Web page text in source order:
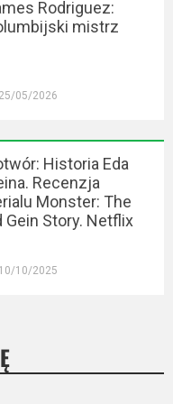
Rodriguez:
mistrz
25/05/2026
Historia Eda
Recenzja
Monster: The
Gein Story. Netflix
10/10/2025